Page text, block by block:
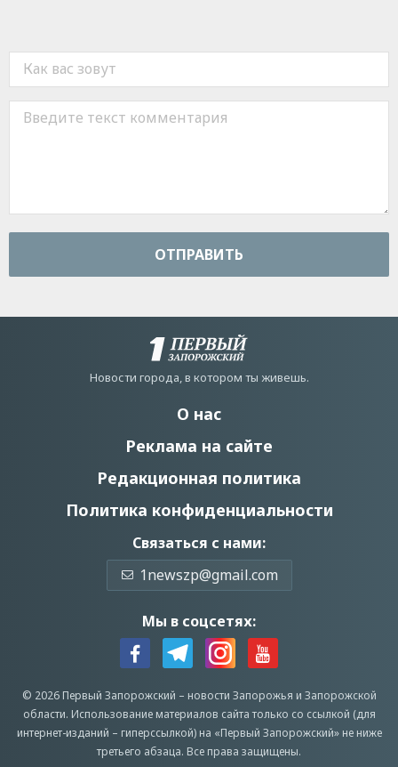
ОТПРАВИТЬ
Новости города, в котором ты живешь.
О нас
Реклама на сайте
Редакционная политика
Политика конфиденциальности
Связаться с нами:
1newszp@gmail.com
Мы в соцсетях:
© 2026 Первый Запорожский – новости Запорожья и Запорожской
области. Использование материалов сайта только со ссылкой (для
интернет-изданий – гиперссылкой) на «Первый Запорожский» не ниже
третьего абзаца. Все права защищены.